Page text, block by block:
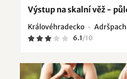
Výstup na skalní věž -
Královéhradecko Adršpach
6.1/10